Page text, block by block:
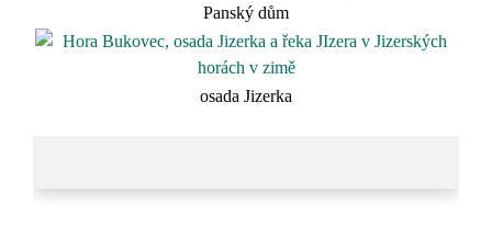
Panský dům
osada Jizerka